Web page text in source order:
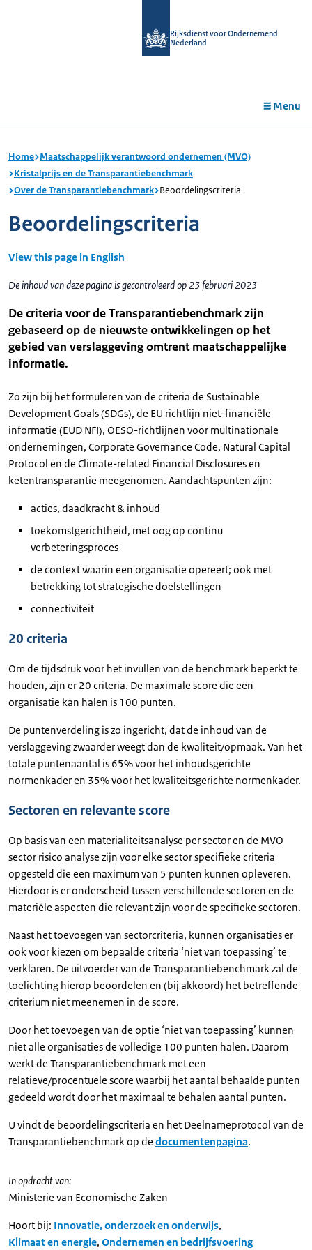
Rijksdienst voor Ondernemend
Nederland
Menu
Home Maatschappelijk verantwoord ondernemen (MVO)
Kristalprijs en de Transparantiebenchmark
Over de Transparantiebenchmark Beoordelingscriteria
Beoordelingscriteria
View this page in English
De inhoud van deze pagina is gecontroleerd op 23 februari 2023
De criteria voor de Transparantiebenchmark zijn
gebaseerd op de nieuwste ontwikkelingen op het
gebied van verslaggeving omtrent maatschappelijke
informatie.
Zo zijn bij het formuleren van de criteria de Sustainable
Development Goals (SDGs), de EU richtlijn niet-financiële
informatie (EUD NFI), OESO-richtlijnen voor multinationale
ondernemingen, Corporate Governance Code, Natural Capital
Protocol en de Climate-related Financial Disclosures en
ketentransparantie meegenomen. Aandachtspunten zijn:
acties, daadkracht & inhoud
toekomstgerichtheid, met oog op continu
verbeteringsproces
de context waarin een organisatie opereert; ook met
betrekking tot strategische doelstellingen
connectiviteit
20 criteria
Om de tijdsdruk voor het invullen van de benchmark beperkt te
houden, zijn er 20 criteria. De maximale score die een
organisatie kan halen is 100 punten.
De puntenverdeling is zo ingericht, dat de inhoud van de
verslaggeving zwaarder weegt dan de kwaliteit/opmaak. Van het
totale puntenaantal is 65% voor het inhoudsgerichte
normenkader en 35% voor het kwaliteitsgerichte normenkader.
Sectoren en relevante score
Op basis van een materialiteitsanalyse per sector en de MVO
sector risico analyse zijn voor elke sector specifieke criteria
opgesteld die een maximum van 5 punten kunnen opleveren.
Hierdoor is er onderscheid tussen verschillende sectoren en de
materiële aspecten die relevant zijn voor de specifieke sectoren.
Naast het toevoegen van sectorcriteria, kunnen organisaties er
ook voor kiezen om bepaalde criteria ‘niet van toepassing’ te
verklaren. De uitvoerder van de Transparantiebenchmark zal de
toelichting hierop beoordelen en (bij akkoord) het betreffende
criterium niet meenemen in de score.
Door het toevoegen van de optie ‘niet van toepassing’ kunnen
niet alle organisaties de volledige 100 punten halen. Daarom
werkt de Transparantiebenchmark met een
relatieve/procentuele score waarbij het aantal behaalde punten
gedeeld wordt door het maximaal te behalen aantal punten.
U vindt de beoordelingscriteria en het Deelnameprotocol van de
Transparantiebenchmark op de documentenpagina.
In opdracht van:
Ministerie van Economische Zaken
Hoort bij: Innovatie, onderzoek en onderwijs,
Klimaat en energie, Ondernemen en bedrijfsvoering